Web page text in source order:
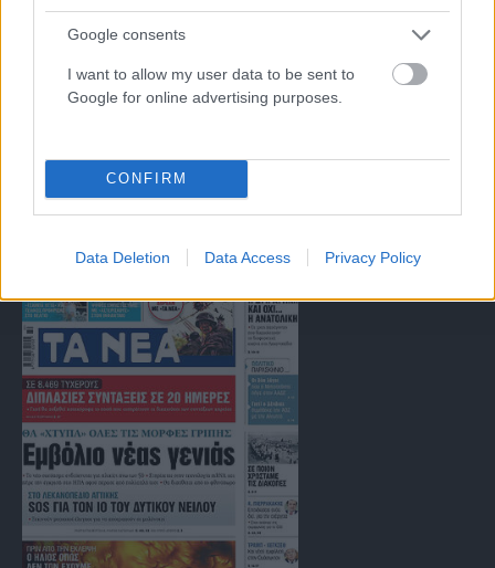
Google consents
I want to allow my user data to be sent to
Google for online advertising purposes.
CONFIRM
Data Deletion Data Access Privacy Policy
press@paraskhnio.gr
Τηλέφωνο:
210 9580876
(Twitter)